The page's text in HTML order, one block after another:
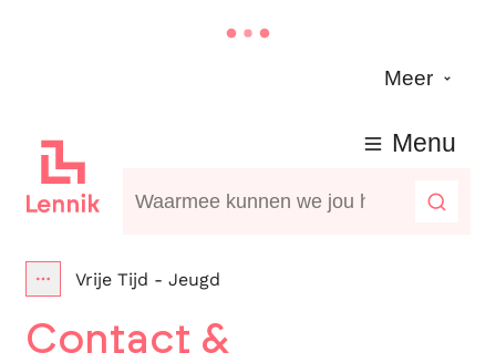
Meer
Lennik
Waarmee kunnen we jou helpen?
Menu
Toon alle broodkruimel items
Vrije Tijd - Jeugd
Contact &